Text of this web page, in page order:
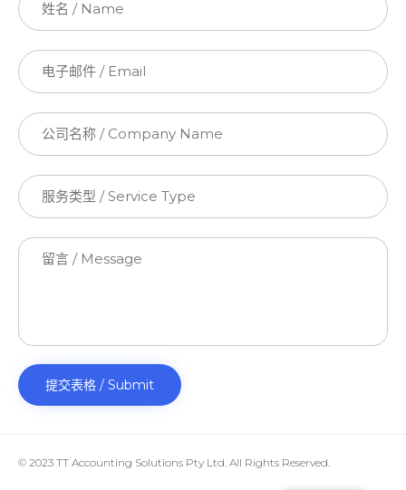
© 2023 TT Accounting Solutions Pty Ltd. All Rights Reserved.